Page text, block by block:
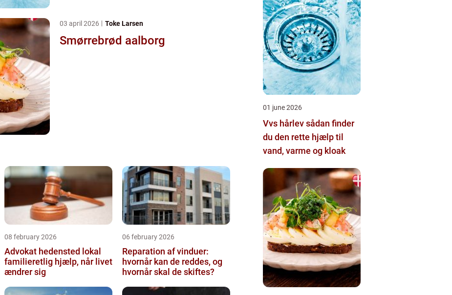
03 april 2026 Toke Larsen
Smørrebrød aalborg
08 february 2026
Advokat hedensted lokal
familieretlig hjælp, når livet
ændrer sig
06 february 2026
Reparation af vinduer:
hvornår kan de reddes, og
hvornår skal de skiftes?
01 june 2026
Vvs hårlev sådan finder
du den rette hjælp til
vand, varme og kloak